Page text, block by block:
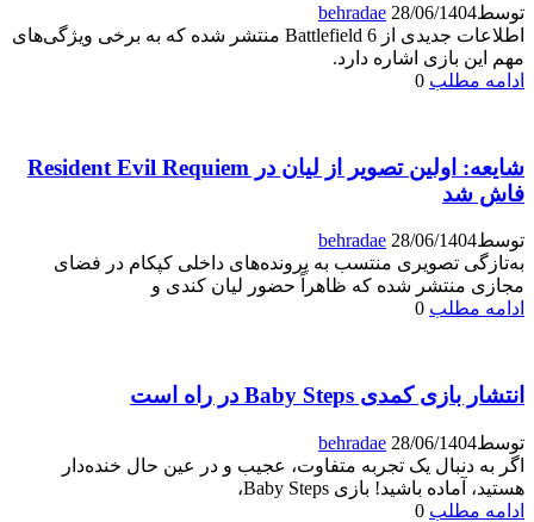
توسط behradae 28/06/1404
اطلاعات جدیدی از Battlefield 6 منتشر شده که به برخی ویژگی‌های
مهم این بازی اشاره دارد.
ادامه مطلب 0
شایعه: اولین تصویر از لیان در Resident Evil Requiem
فاش شد
توسط behradae 28/06/1404
به‌تازگی تصویری منتسب به پرونده‌های داخلی کپکام در فضای
مجازی منتشر شده که ظاهراً حضور لیان کندی و
ادامه مطلب 0
انتشار بازی کمدی Baby Steps در راه است
توسط behradae 28/06/1404
اگر به دنبال یک تجربه متفاوت، عجیب و در عین حال خنده‌دار
هستید، آماده باشید! بازی Baby Steps،
ادامه مطلب 0